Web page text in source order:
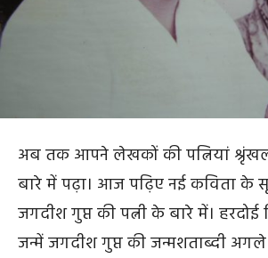
अब तक आपने लेखकों की पत्नियां
बारे में पढ़ा। आज पढ़िए नई कविता के
जगदीश गुप्त की पत्नी के बारे में।
जन्में जगदीश गुप्त की जन्मशताब्दी अगले